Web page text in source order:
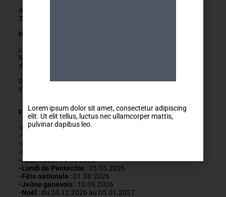
Arrêts Jonction ou Ste-Clotilde
Tram 14, Bus 2/11/19/32/80
Horaires
Lundis fermés
Mardis au vendredis
de
022 329 83 84
secretariat@mda-geneve.ch
Fermetures annuelles :
-Nouvel An: 01.01.2026
-Vendredi saint :
-Lundi de Pâques
-Fête du travail
-Ascension:14.05.2026
-Lundi de Pentecôte : 25.05.2026
-Fête nationale : 01.08.2026
-Jeûne genevois: 10.09.2026
-Noël : du 24.12.2026 au 05.01.2027
Lorem ipsum dolor sit amet, consectetur adipiscing
elit. Ut elit tellus, luctus nec ullamcorper mattis,
pulvinar dapibus leo.